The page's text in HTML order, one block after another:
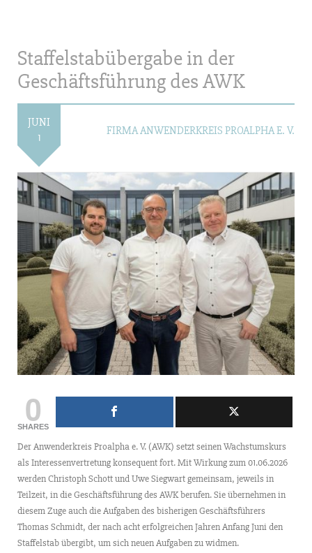
Staffelstabübergabe in der
Geschäftsführung des AWK
JUNI
1
FIRMA ANWENDERKREIS PROALPHA E. V.
0
SHARES
Der Anwenderkreis Proalpha e. V. (AWK) setzt seinen Wachstumskurs
als Interessenvertretung konsequent fort. Mit Wirkung zum 01.06.2026
werden Christoph Schott und Uwe Siegwart gemeinsam, jeweils in
Teilzeit, in die Geschäftsführung des AWK berufen. Sie übernehmen in
diesem Zuge auch die Aufgaben des bisherigen Geschäftsführers
Thomas Schmidt, der nach acht erfolgreichen Jahren Anfang Juni den
Staffelstab übergibt, um sich neuen Aufgaben zu widmen.